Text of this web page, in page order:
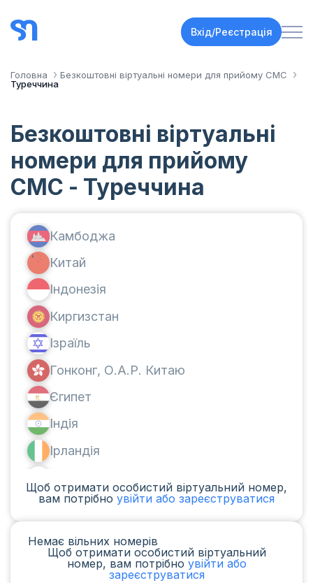
Вхід/Реєстрація
Головна
Безкоштовні віртуальні номери для прийому СМС
Туреччина
Безкоштовні віртуальні
номери для прийому
СМС - Туреччина
Камбоджа
Китай
Індонезія
Киргизстан
Ізраїль
Гонконг, О.А.Р. Китаю
Єгипет
Індія
Ірландія
Аргентина
Чад
Щоб отримати особистий віртуальний номер,
вам потрібно увійти або зареєструватися
Немає вільних номерів
Щоб отримати особистий віртуальний
номер, вам потрібно увійти або
зареєструватися